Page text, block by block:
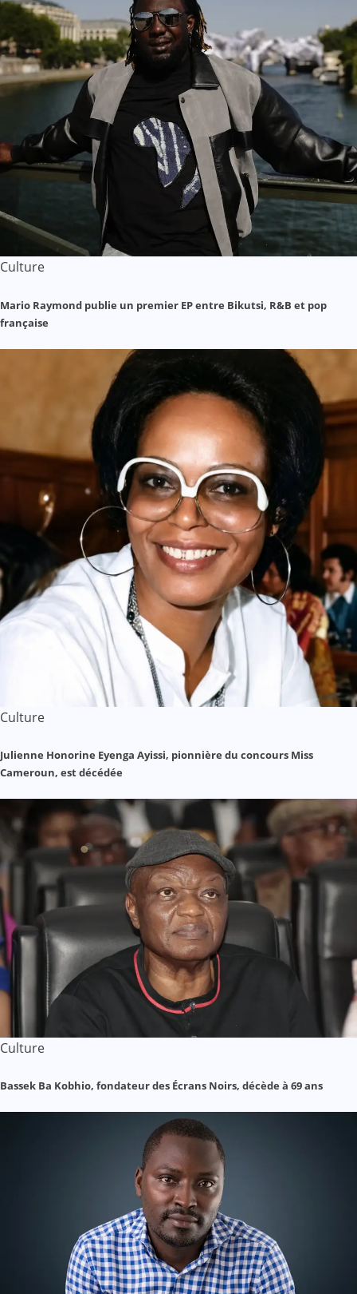
Culture
Mario Raymond publie un premier EP entre Bikutsi, R&B et pop
française
Culture
Julienne Honorine Eyenga Ayissi, pionnière du concours Miss
Cameroun, est décédée
Culture
Bassek Ba Kobhio, fondateur des Écrans Noirs, décède à 69 ans